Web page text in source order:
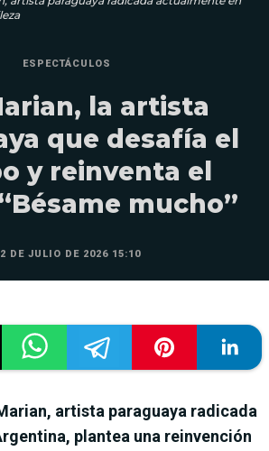
ESPECTÁCULOS
la artista
que desafía el
y reinventa el
mucho”
DE JULIO DE 2026 15:10
artista paraguaya radicada
plantea una reinvención